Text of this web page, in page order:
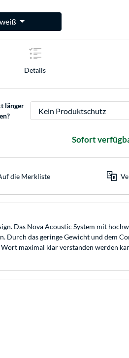
weiß
Details
länger
Sofort
die Merkliste
Das Nova Acoustic System mit
das geringe Gewicht und dem
maximal klar verstanden werden